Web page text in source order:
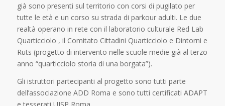
già sono presenti sul territorio con corsi di pugilato per
tutte le età e un corso su strada di parkour adulti. Le due
realtà operano in rete con il laboratorio culturale Red Lab
Quarticciolo , il Comitato Cittadini Quarticciolo e Dintorni e
Ruts (progetto di intervento nelle scuole medie già al terzo
anno “quarticciolo storia di una borgata”).
Gli istruttori partecipanti al progetto sono tutti parte
dell’associazione ADD Roma e sono tutti certificati ADAPT
e tesserati UISP Roma.